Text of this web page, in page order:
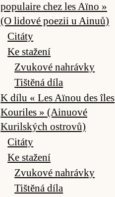
populaire chez les Aïno »
(O lidové poezii u Ainuů)
Citáty
Ke stažení
Zvukové nahrávky
Tištěná díla
K dílu « Les Aïnou des îles
Kouriles » (Ainuové
Kurilských ostrovů)
Citáty
Ke stažení
Zvukové nahrávky
Tištěná díla